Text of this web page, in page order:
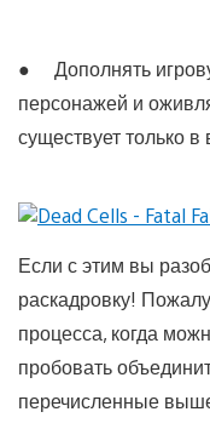
● Дополнять
персонажей и
существует только
Если с этим вы
раскадровку!
процесса, когда
пробовать
перечисленные